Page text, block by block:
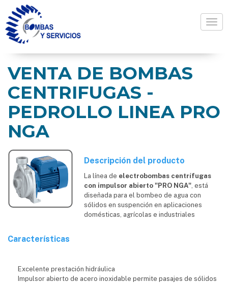
VENTA DE BOMBAS
CENTRIFUGAS -
PEDROLLO LINEA PRO
NGA
Descripción del producto
La línea de electrobombas centrífugas
con impulsor abierto "PRO NGA", está
diseñada para el bombeo de agua con
sólidos en suspención en aplicaciones
domésticas, agrícolas e industriales
Características
Excelente prestación hidráulica
Impulsor abierto de acero inoxidable permite pasajes de sólidos